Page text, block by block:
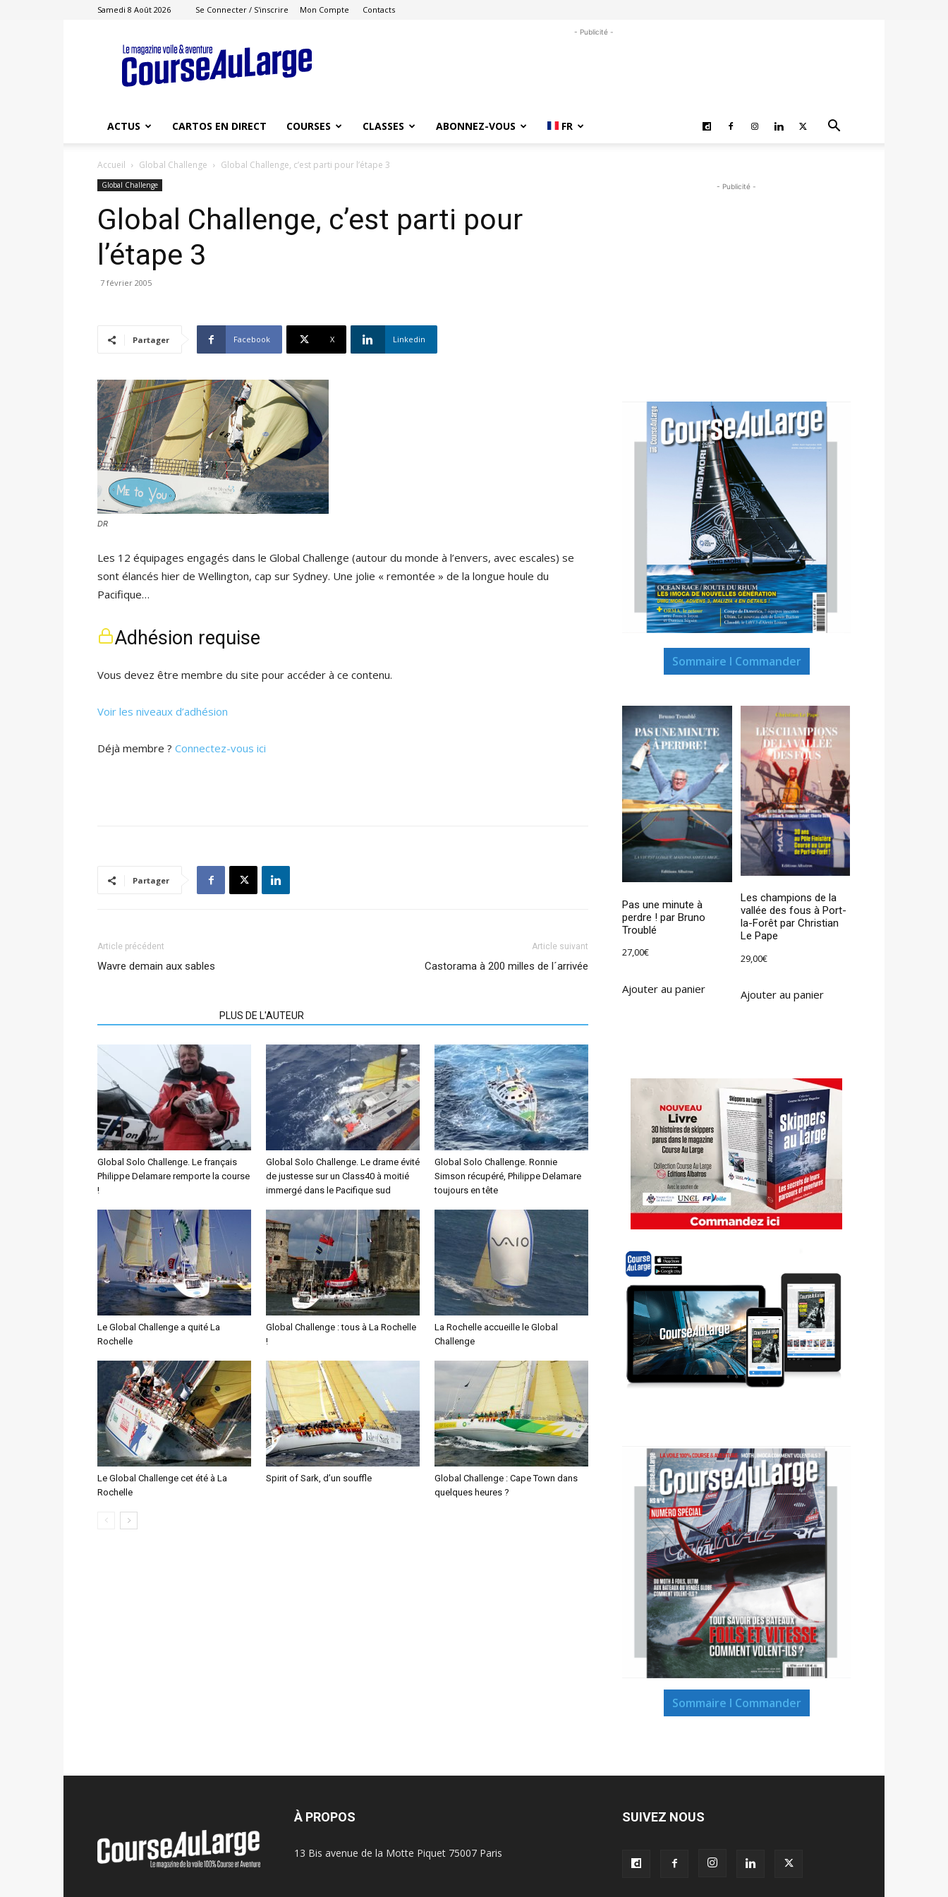
Samedi 8 Août 2026 Se Connecter / S'inscrire Mon Compte Contacts
Course
au
Large
- Publicité -
ACTUS CARTOS EN DIRECT COURSES CLASSES ABONNEZ-VOUS FR
Accueil Global Challenge Global Challenge, c’est parti pour l’étape 3
Global Challenge
Global Challenge, c’est parti pour
l’étape 3
7 février 2005
Partager Facebook X Linkedin
DR
Les 12 équipages engagés dans le Global Challenge (autour du monde à l’envers, avec escales) se
sont élancés hier de Wellington, cap sur Sydney. Une jolie « remontée » de la longue houle du
Pacifique…
Adhésion requise
Vous devez être membre du site pour accéder à ce contenu.
Voir les niveaux d’adhésion
Déjà membre ? Connectez-vous ici
Partager
Article précédent
Wavre demain aux sables
Article suivant
Castorama à 200 milles de l´arrivée
PLUS DE L'AUTEUR
Global Solo Challenge. Le français
Philippe Delamare remporte la course
!
Global Solo Challenge. Le drame évité
de justesse sur un Class40 à moitié
immergé dans le Pacifique sud
Global Solo Challenge. Ronnie
Simson récupéré, Philippe Delamare
toujours en tête
Le Global Challenge a quité La
Rochelle
Global Challenge : tous à La Rochelle
!
La Rochelle accueille le Global
Challenge
Le Global Challenge cet été à La
Rochelle
Spirit of Sark, d’un souffle
Global Challenge : Cape Town dans
quelques heures ?
- Publicité -
Sommaire I Commander
Pas une minute à
perdre ! par Bruno
Troublé
27,00€
Ajouter au panier
Les champions de la
vallée des fous à Port-
la-Forêt par Christian
Le Pape
29,00€
Ajouter au panier
Sommaire I Commander
À PROPOS
13 Bis avenue de la Motte Piquet 75007 Paris
SUIVEZ NOUS